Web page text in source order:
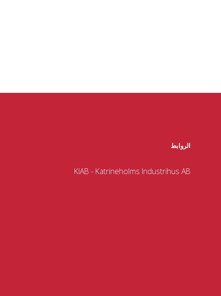
الروابط
KIAB - Katrineholms Industrihus AB